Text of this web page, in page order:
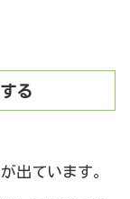
る
出ています。